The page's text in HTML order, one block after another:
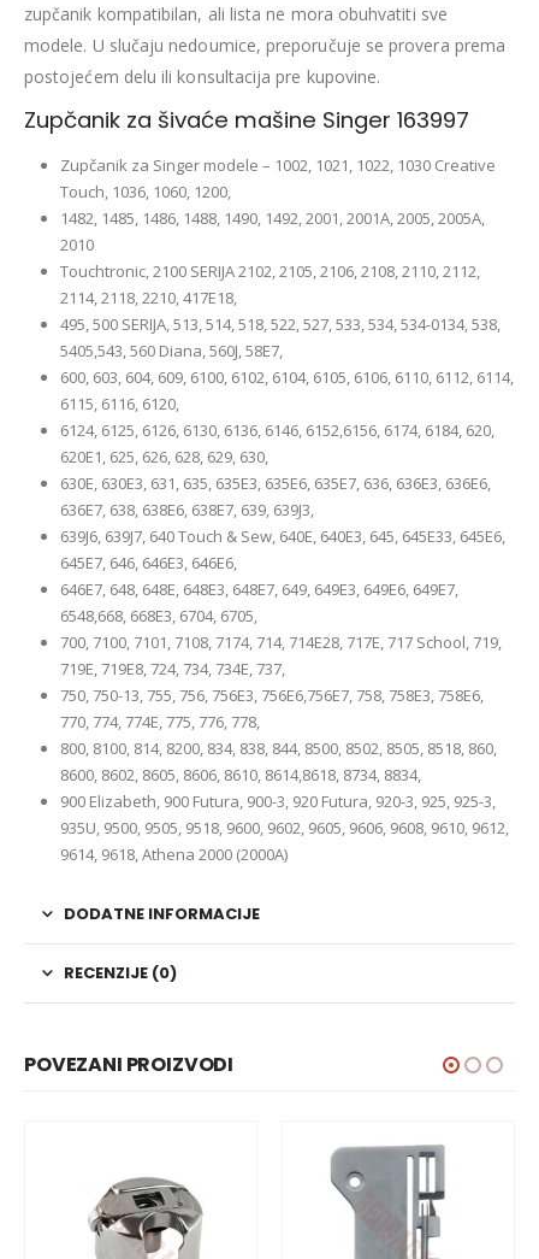
zupčanik kompatibilan, ali lista ne mora obuhvatiti sve
modele. U slučaju nedoumice, preporučuje se provera prema
postojećem delu ili konsultacija pre kupovine.
Zupčanik za šivaće mašine Singer 163997
Zupčanik za Singer modele – 1002, 1021, 1022, 1030 Creative
Touch, 1036, 1060, 1200,
1482, 1485, 1486, 1488, 1490, 1492, 2001, 2001A, 2005, 2005A,
2010
Touchtronic, 2100 SERIJA 2102, 2105, 2106, 2108, 2110, 2112,
2114, 2118, 2210, 417E18,
495, 500 SERIJA, 513, 514, 518, 522, 527, 533, 534, 534-0134, 538,
5405,543, 560 Diana, 560J, 58E7,
600, 603, 604, 609, 6100, 6102, 6104, 6105, 6106, 6110, 6112, 6114,
6115, 6116, 6120,
6124, 6125, 6126, 6130, 6136, 6146, 6152,6156, 6174, 6184, 620,
620E1, 625, 626, 628, 629, 630,
630E, 630E3, 631, 635, 635E3, 635E6, 635E7, 636, 636E3, 636E6,
636E7, 638, 638E6, 638E7, 639, 639J3,
639J6, 639J7, 640 Touch & Sew, 640E, 640E3, 645, 645E33, 645E6,
645E7, 646, 646E3, 646E6,
646E7, 648, 648E, 648E3, 648E7, 649, 649E3, 649E6, 649E7,
6548,668, 668E3, 6704, 6705,
700, 7100, 7101, 7108, 7174, 714, 714E28, 717E, 717 School, 719,
719E, 719E8, 724, 734, 734E, 737,
750, 750-13, 755, 756, 756E3, 756E6,756E7, 758, 758E3, 758E6,
770, 774, 774E, 775, 776, 778,
800, 8100, 814, 8200, 834, 838, 844, 8500, 8502, 8505, 8518, 860,
8600, 8602, 8605, 8606, 8610, 8614,8618, 8734, 8834,
900 Elizabeth, 900 Futura, 900-3, 920 Futura, 920-3, 925, 925-3,
935U, 9500, 9505, 9518, 9600, 9602, 9605, 9606, 9608, 9610, 9612,
9614, 9618, Athena 2000 (2000A)
DODATNE INFORMACIJE
RECENZIJE (0)
POVEZANI PROIZVODI